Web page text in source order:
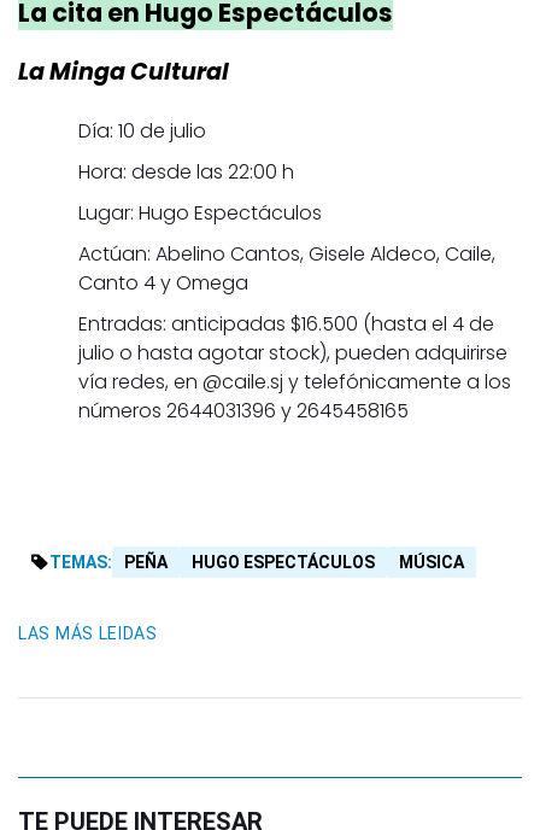
La cita en Hugo Espectáculos
La Minga Cultural
Día: 10 de julio
Hora: desde las 22:00 h
Lugar: Hugo Espectáculos
Actúan: Abelino Cantos, Gisele Aldeco, Caile,
Canto 4 y Omega
Entradas: anticipadas $16.500 (hasta el 4 de
julio o hasta agotar stock), pueden adquirirse
vía redes, en @caile.sj y telefónicamente a los
números 2644031396 y 2645458165
TEMAS: PEÑA HUGO ESPECTÁCULOS MÚSICA
LAS MÁS LEIDAS
TE PUEDE INTERESAR